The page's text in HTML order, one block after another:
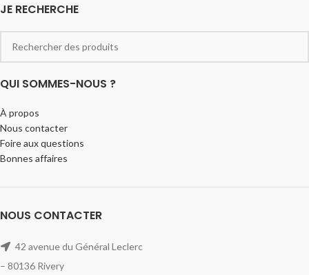
JE RECHERCHE
QUI SOMMES-NOUS ?
À propos
Nous contacter
Foire aux questions
Bonnes affaires
NOUS CONTACTER
42 avenue du Général Leclerc
– 80136 Rivery